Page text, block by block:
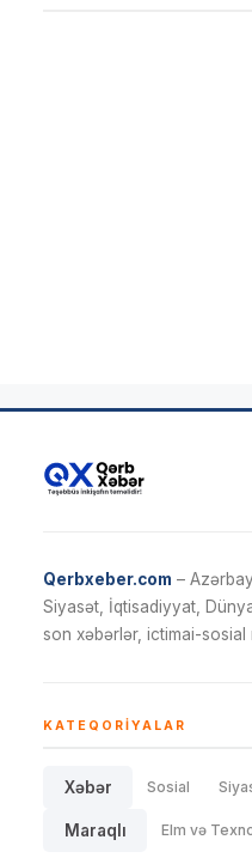
Qerbxeber.com –
Siyasət, İqtisadiyyat,
son xəbərlər, ictimai-sosial
KATEQORIYALAR
Xəbər Sosial
Maraqlı Elm və